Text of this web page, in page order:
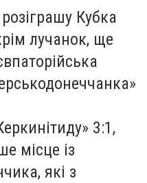
Кубка
лучанок, ще
3:1,
місце із
які з